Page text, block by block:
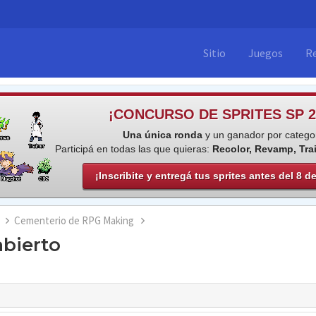
Sitio Juegos
¡CONCURSO DE SPRITES SP
Una única ronday un ganador por
Participá en todas las que quieras: Recolor, Revamp,
¡Inscribite y entregá tus sprites antes del 8
Cementerio de RPG Making